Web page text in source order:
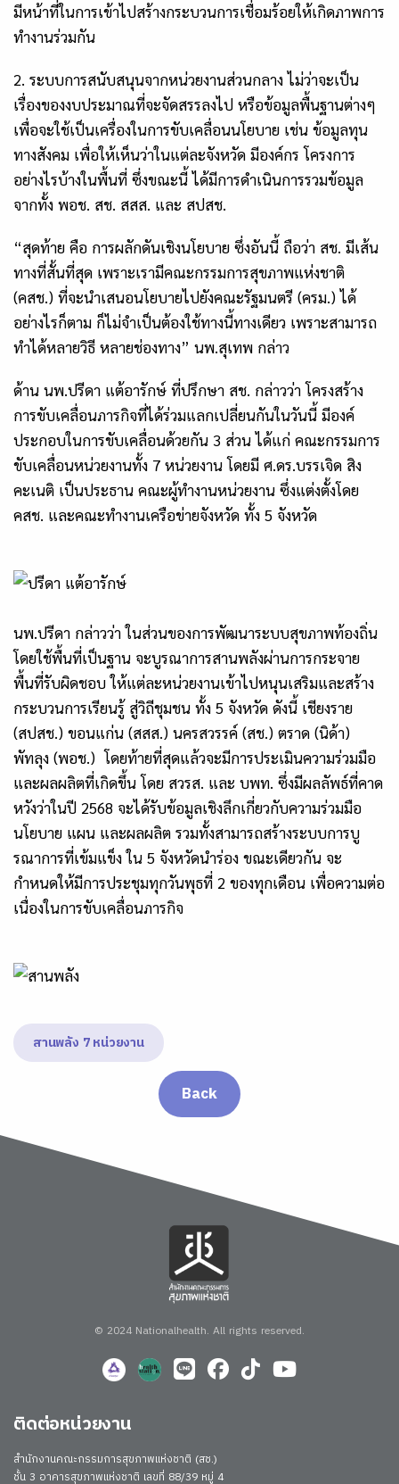
มีหน้าที่ในการเข้าไปสร้างกระบวนการเชื่อมร้อยให้เกิดภาพการ
ทำงานร่วมกัน
2. ระบบการสนับสนุนจากหน่วยงานส่วนกลาง ไม่ว่าจะเป็น
เรื่องของงบประมาณที่จะจัดสรรลงไป หรือข้อมูลพื้นฐานต่างๆ
เพื่อจะใช้เป็นเครื่องในการขับเคลื่อนนโยบาย เช่น ข้อมูลทุน
ทางสังคม เพื่อให้เห็นว่าในแต่ละจังหวัด มีองค์กร โครงการ
อย่างไรบ้างในพื้นที่ ซึ่งขณะนี้ ได้มีการดำเนินการรวมข้อมูล
จากทั้ง พอช. สช. สสส. และ สปสช.
“สุดท้าย คือ การผลักดันเชิงนโยบาย ซึ่งอันนี้ ถือว่า สช. มีเส้น
ทางที่สั้นที่สุด เพราะเรามีคณะกรรมการสุขภาพแห่งชาติ
(คสช.) ที่จะนำเสนอนโยบายไปยังคณะรัฐมนตรี (ครม.) ได้
อย่างไรก็ตาม ก็ไม่จำเป็นต้องใช้ทางนี้ทางเดียว เพราะสามารถ
ทำได้หลายวิธี หลายช่องทาง” นพ.สุเทพ กล่าว
ด้าน นพ.ปรีดา แต้อารักษ์ ที่ปรึกษา สช. กล่าวว่า โครงสร้าง
การขับเคลื่อนภารกิจที่ได้ร่วมแลกเปลี่ยนกันในวันนี้ มีองค์
ประกอบในการขับเคลื่อนด้วยกัน 3 ส่วน ได้แก่ คณะกรรมการ
ขับเคลื่อนหน่วยงานทั้ง 7 หน่วยงาน โดยมี ศ.ดร.บรรเจิด สิง
คะเนติ เป็นประธาน คณะผู้ทำงานหน่วยงาน ซึ่งแต่งตั้งโดย
คสช. และคณะทำงานเครือข่ายจังหวัด ทั้ง 5 จังหวัด
นพ.ปรีดา กล่าวว่า ในส่วนของการพัฒนาระบบสุขภาพท้องถิ่น
โดยใช้พื้นที่เป็นฐาน จะบูรณาการสานพลังผ่านการกระจาย
พื้นที่รับผิดชอบ ให้แต่ละหน่วยงานเข้าไปหนุนเสริมและสร้าง
กระบวนการเรียนรู้ สู่วิถีชุมชน ทั้ง 5 จังหวัด ดังนี้ เชียงราย
(สปสช.) ขอนแก่น (สสส.) นครสวรรค์ (สช.) ตราด (นิด้า)
พัทลุง (พอช.) โดยท้ายที่สุดแล้วจะมีการประเมินความร่วมมือ
และผลผลิตที่เกิดขึ้น โดย สวรส. และ บพท. ซึ่งมีผลลัพธ์ที่คาด
หวังว่าในปี 2568 จะได้รับข้อมูลเชิงลึกเกี่ยวกับความร่วมมือ
นโยบาย แผน และผลผลิต รวมทั้งสามารถสร้างระบบการบู
รณาการที่เข้มแข็ง ใน 5 จังหวัดนำร่อง ขณะเดียวกัน จะ
กำหนดให้มีการประชุมทุกวันพุธที่ 2 ของทุกเดือน เพื่อความต่อ
เนื่องในการขับเคลื่อนภารกิจ
สานพลัง 7 หน่วยงาน
Back
© 2024 Nationalhealth. All rights reserved.
ติดต่อหน่วยงาน
สำนักงานคณะกรรมการสุขภาพแห่งชาติ (สช.)
ชั้น 3 อาคารสุขภาพแห่งชาติ เลขที่ 88/39 หมู่ 4